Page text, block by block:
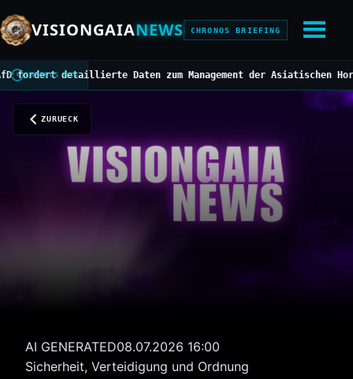
VISIONGAIANEWS CHRONOS BRIEFING
CHRONOS BUS
detaillierte Daten zum Management der Asiatischen Hornisse
ZURUECK
AI GENERATED08.07.2026 16:00
Sicherheit, Verteidigung und Ordnung